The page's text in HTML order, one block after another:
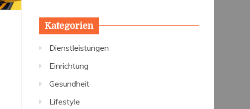
Kategorien
Dienstleistungen
Einrichtung
Gesundheit
Lifestyle